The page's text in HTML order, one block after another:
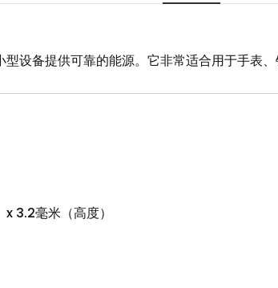
设备提供可靠的能源。它非常适合用于手表
3.2毫米（高度）